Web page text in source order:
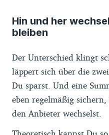
Hin und her
bleiben
Der Unterschied klingt
läppert sich über die
Du sparst. Und eine
eben regelmäßig
den Anbieter wechselst.